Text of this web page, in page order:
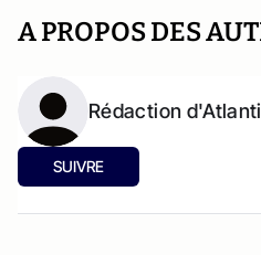
A PROPOS DES
Rédaction
SUIVRE